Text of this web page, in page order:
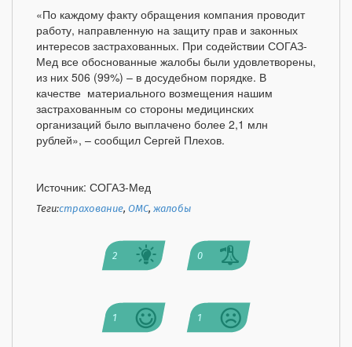
«По каждому факту обращения компания проводит
работу, направленную на защиту прав и законных
интересов застрахованных. При содействии СОГАЗ-
Мед все обоснованные жалобы были удовлетворены,
из них 506 (99%) – в досудебном порядке. В
качестве материального возмещения нашим
застрахованным со стороны медицинских
организаций было выплачено более 2,1 млн
рублей», – сообщил Сергей Плехов.
Источник: СОГАЗ-Мед
Теги:страхование,ОМС,жалобы
2 0
1 1